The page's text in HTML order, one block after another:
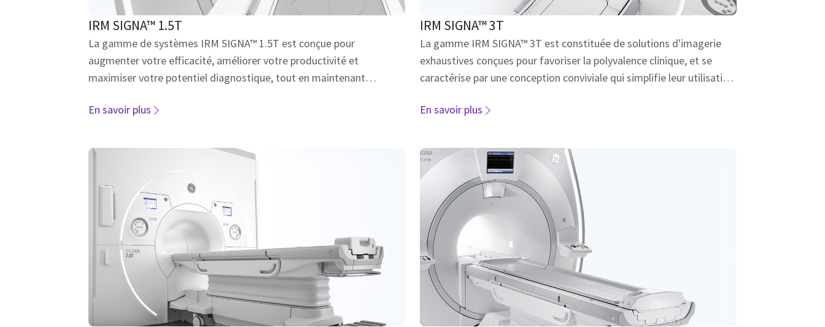
IRM SIGNA™ 1.5T
La gamme de systèmes IRM SIGNA™ 1.5T est conçue pour
augmenter votre efficacité, améliorer votre productivité et
maximiser votre potentiel diagnostique, tout en maintenant
En savoir plus
IRM SIGNA™ 3T
La gamme IRM SIGNA™ 3T est constituée de solutions d'imagerie
exhaustives conçues pour favoriser la polyvalence clinique, et se
caractérise par une conception conviviale qui simplifie leur utilisation
En savoir plus